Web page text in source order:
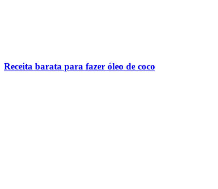
Receita barata para fazer óleo de coco